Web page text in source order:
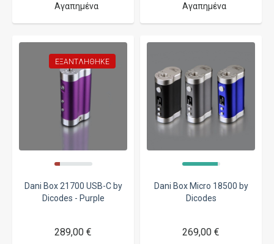
Αγαπημένα
Αγαπημένα
ΕΞΑΝΤΛΉΘΗΚΕ
Dani Box 21700 USB-C by
Dicodes - Purple
289,00 €
Dani Box Micro 18500 by
Dicodes
269,00 €